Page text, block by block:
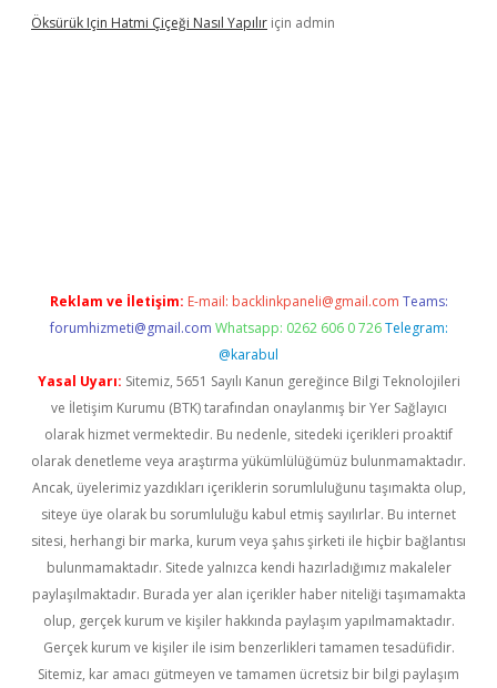
Öksürük Için Hatmi Çiçeği Nasıl Yapılır için admin
Reklam ve İletişim: E-mail: backlinkpaneli@gmail.com Teams:
forumhizmeti@gmail.com Whatsapp: 0262 606 0 726 Telegram:
@karabul
Yasal Uyarı: Sitemiz, 5651 Sayılı Kanun gereğince Bilgi Teknolojileri
ve İletişim Kurumu (BTK) tarafından onaylanmış bir Yer Sağlayıcı
olarak hizmet vermektedir. Bu nedenle, sitedeki içerikleri proaktif
olarak denetleme veya araştırma yükümlülüğümüz bulunmamaktadır.
Ancak, üyelerimiz yazdıkları içeriklerin sorumluluğunu taşımakta olup,
siteye üye olarak bu sorumluluğu kabul etmiş sayılırlar. Bu internet
sitesi, herhangi bir marka, kurum veya şahıs şirketi ile hiçbir bağlantısı
bulunmamaktadır. Sitede yalnızca kendi hazırladığımız makaleler
paylaşılmaktadır. Burada yer alan içerikler haber niteliği taşımamakta
olup, gerçek kurum ve kişiler hakkında paylaşım yapılmamaktadır.
Gerçek kurum ve kişiler ile isim benzerlikleri tamamen tesadüfidir.
Sitemiz, kar amacı gütmeyen ve tamamen ücretsiz bir bilgi paylaşım